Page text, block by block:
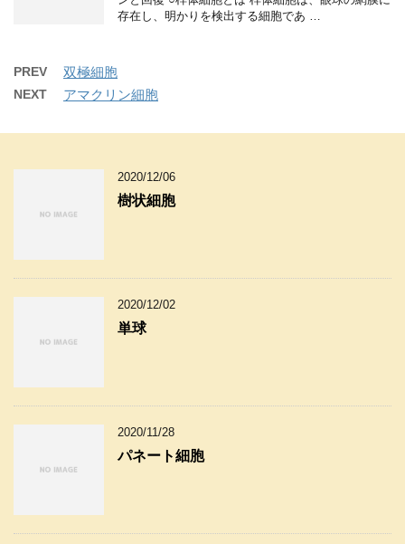
存在し、明かりを検出する細胞であ …
PREV 双極細胞
NEXT アマクリン細胞
2020/12/06
樹状細胞
2020/12/02
単球
2020/11/28
パネート細胞